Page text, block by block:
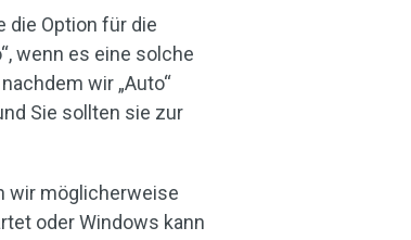
die Option für die
wenn es eine solche
wir „Auto“
Sie sollten sie zur
wir möglicherweise
oder Windows kann